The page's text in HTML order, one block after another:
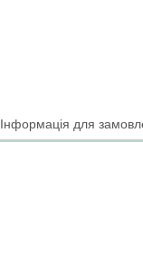
Інформація для